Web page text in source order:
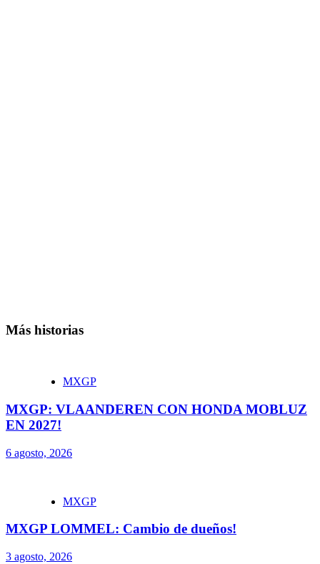
Más historias
MXGP
MXGP: VLAANDEREN CON HONDA MOBLUZ
EN 2027!
6 agosto, 2026
MXGP
MXGP LOMMEL: Cambio de dueños!
3 agosto, 2026